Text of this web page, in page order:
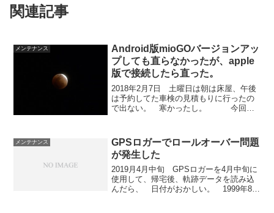
関連記事
メンテナンス
Android版mioGOバージョンアッ
プしても直らなかったが、apple
版で接続したら直った。
2018年2月7日 土曜日は朝は床屋、午後
は予約してた車検の見積もりに行ったの
で出ない。 寒かったし。 今回は
別の部品で4万円以上高くなった。 ほと
んど乗ってない...
メンテナンス
GPSロガーでロールオーバー問題
が発生した
2019月4月中旬 GPSロガーを4月中旬に
使用して、帰宅後、軌跡データを読み込
んだら、 日付がおかしい。 1999年8月